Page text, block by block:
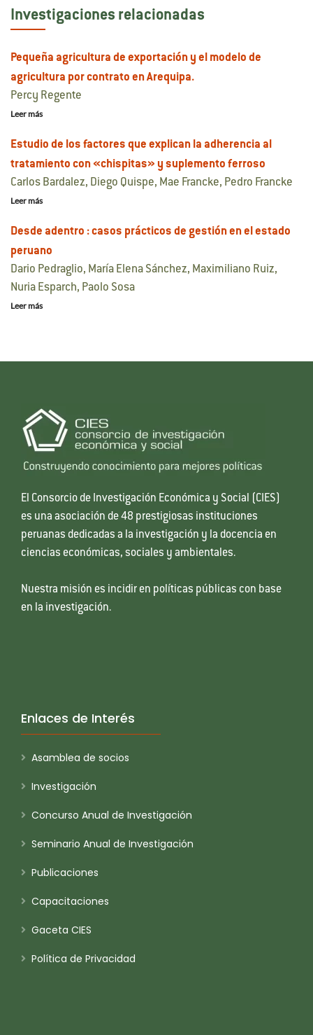
Investigaciones relacionadas
Pequeña agricultura de exportación y el modelo de
agricultura por contrato en Arequipa.
Percy Regente
Leer más
Estudio de los factores que explican la adherencia al
tratamiento con «chispitas» y suplemento ferroso
Carlos Bardalez, Diego Quispe, Mae Francke, Pedro Francke
Leer más
Desde adentro : casos prácticos de gestión en el estado
peruano
Dario Pedraglio, María Elena Sánchez, Maximiliano Ruiz,
Nuria Esparch, Paolo Sosa
Leer más
El Consorcio de Investigación Económica y Social (CIES)
es una asociación de 48 prestigiosas instituciones
peruanas dedicadas a la investigación y la docencia en
ciencias económicas, sociales y ambientales.
Nuestra misión es incidir en políticas públicas con base
en la investigación.
Enlaces de Interés
Asamblea de socios
Investigación
Concurso Anual de Investigación
Seminario Anual de Investigación
Publicaciones
Capacitaciones
Gaceta CIES
Política de Privacidad